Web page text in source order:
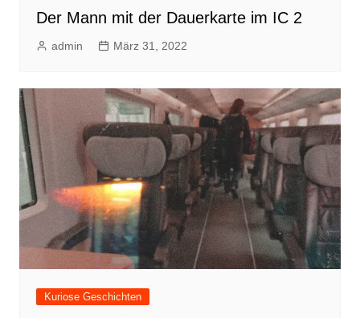
Der Mann mit der Dauerkarte im IC 2
admin März 31, 2022
Kuriose Geschichten